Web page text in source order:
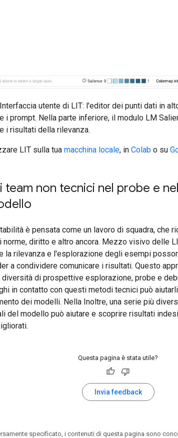
Interfaccia utente di LIT: l'editor dei punti dati in
i prompt. Nella parte inferiore, il modulo LM
i risultati della rilevanza.
LIT sulla tua macchina locale, in Colab o su
team non tecnici nel probe e
è pensata come un lavoro di squadra, che
norme, diritto e altro ancora. Mezzo visivo delle
la rilevanza e l'esplorazione degli esempi
a condividere comunicare i risultati. Questo
diversità di prospettive esplorazione, probe e
in contatto con questi metodi tecnici può
dei modelli. Nella Inoltre, una serie più
del modello può aiutare e scoprire risultati
Questa pagina è stata utile?
Invia feedback
specificato, i contenuti di questa pagina sono